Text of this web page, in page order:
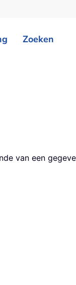
Zoeken
van een